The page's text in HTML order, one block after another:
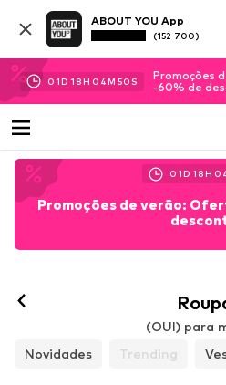
ABOUT YOU App
(152 700)
01D 18H 04M 48 S
Promoções
-60% de
01D 18H
Promoções de verão:
(OUI) para
Novidades
Trending